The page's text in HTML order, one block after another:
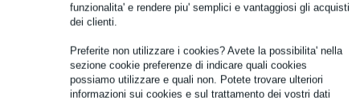
funzionalita' e rendere piu' semplici e vantaggiosi gli acquisti
dei clienti.
Preferite non utilizzare i cookies? Avete la possibilita' nella
sezione cookie preferenze di indicare quali cookies
possiamo utilizzare e quali non. Potete trovare ulteriori
informazioni sui cookies e sul trattamento dei vostri dati